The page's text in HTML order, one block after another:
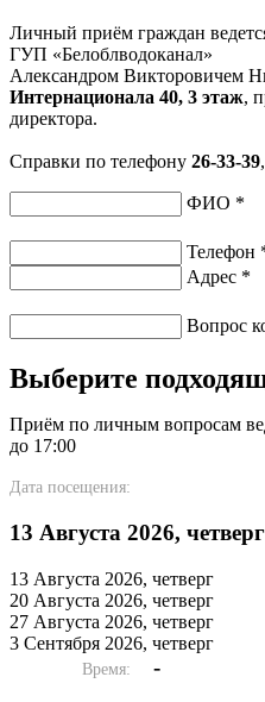
Личный приём граждан
ГУП «Белоблводоканал»
Александром Викторовичем
Интернационала 40, 3 этаж,
директора.
Справки по телефону 26-33-39
ФИО *
Телефон
Адрес *
Вопрос
Выберите
Приём по личным вопросам
до 17:00
Дата посещения:
13 Августа 2026, четверг
13 Августа 2026, четверг
20 Августа 2026, четверг
27 Августа 2026, четверг
3 Сентября 2026, четверг
Время: -